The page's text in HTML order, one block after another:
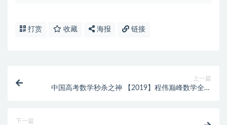
打赏 收藏 海报 链接
上一篇
中国高考数学秒杀之神 【2019】程伟巅峰数学全年
下一篇